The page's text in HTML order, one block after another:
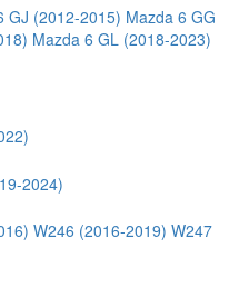
GJ (2012-2015) Mazda 6 GG
Mazda 6 GL (2018-2023)
2024)
W246 (2016-2019) W247